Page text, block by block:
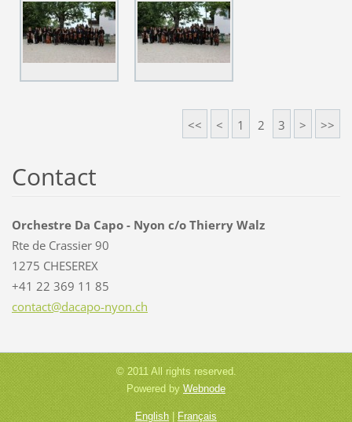
<< < 1 2 3 > >>
Contact
Orchestre Da Capo - Nyon c/o Thierry Walz
Rte de Crassier 90
1275 CHESEREX
+41 22 369 11 85
contact@dacapo-nyon.ch
© 2011 All rights reserved.
Powered by Webnode
English |Français